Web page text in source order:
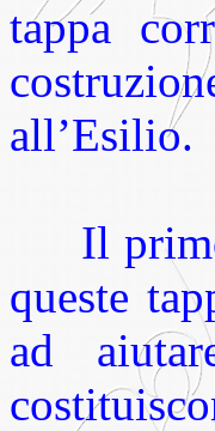
tappa
all’Esilio.
Il primo
queste
ad